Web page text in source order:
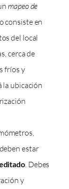
mapeo de
consiste en
del local
cerca de
fríos y
la ubicación
estar
. Debes
y